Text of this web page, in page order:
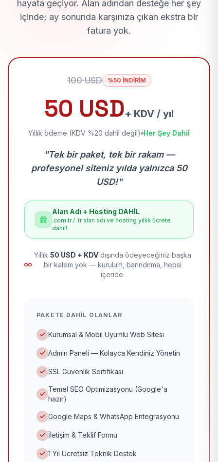
hayata geçiyor. Alan adından desteğe her şey
içinde; ay sonunda karşınıza çıkan ekstra bir
fatura yok.
100 USD %50 İNDİRİM
50 USD+ KDV / yıl
Yıllık ödeme (KDV %20 dahil değil) Her Şey Dahil
"Tek bir paket, tek bir rakam —
profesyonel siteniz yılda yalnızca 50
USD!"
Alan Adı + Hosting DAHİL
.com.tr / .tr alan adı ve hosting yıllık ücrete
dahil!
Yıllık 50 USD + KDV dışında ödeyeceğiniz başka
bir kalem yok — kurulum, barındırma, hepsi
içeride.
PAKETE DAHIL OLANLAR
Kurumsal & Mobil Uyumlu Web Sitesi
Admin Paneli — Kolayca Kendiniz Yönetin
SSL Güvenlik Sertifikası
Temel SEO Optimizasyonu (Google'a
hazır)
Google Maps & WhatsApp Entegrasyonu
İletişim & Teklif Formu
1 Yıl Ücretsiz Teknik Destek